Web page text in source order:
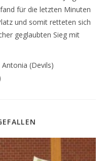
für die letzten Minuten
und somit retteten sich
geglaubten Sieg mit
Antonia (Devils)